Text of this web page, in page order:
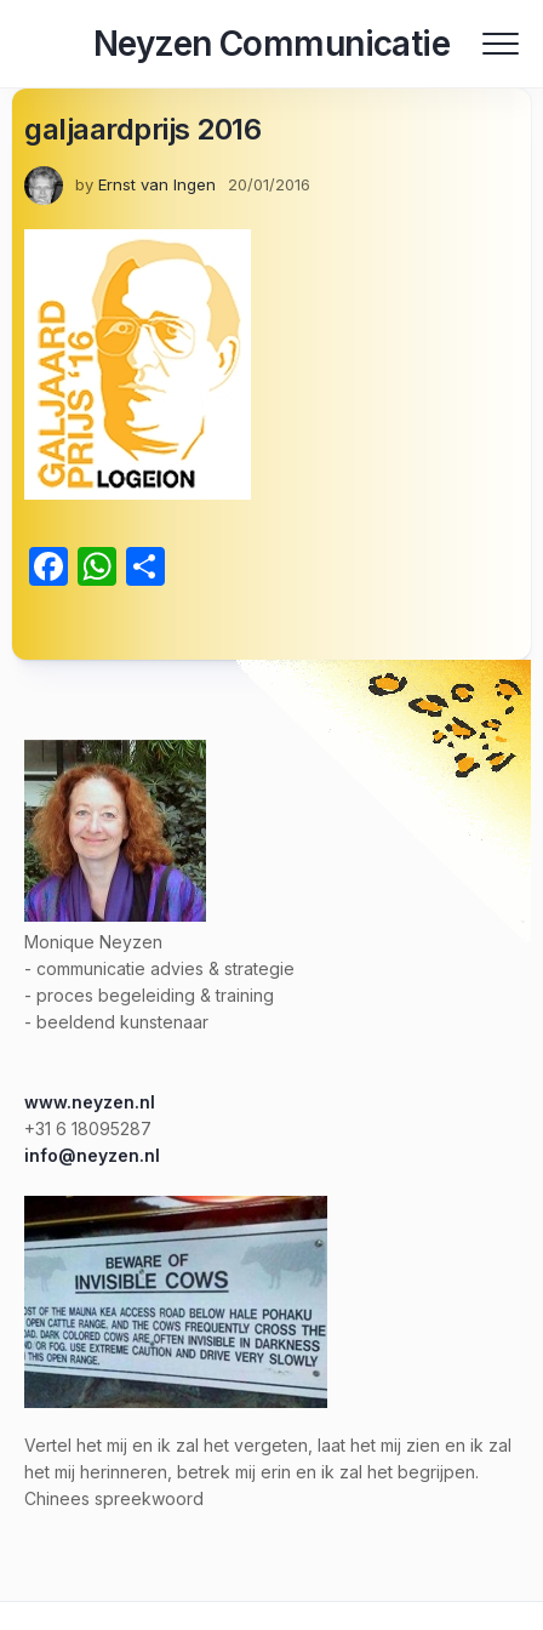
Neyzen Communicatie
galjaardprijs 2016
by Ernst van Ingen 20/01/2016
Facebook
WhatsApp
Monique Neyzen
- communicatie advies & strategie
- proces begeleiding & training
- beeldend kunstenaar
www.neyzen.nl
+31 6 18095287
info@neyzen.nl
Vertel het mij en ik zal het vergeten, laat het mij zien en ik zal
het mij herinneren, betrek mij erin en ik zal het begrijpen.
Chinees spreekwoord